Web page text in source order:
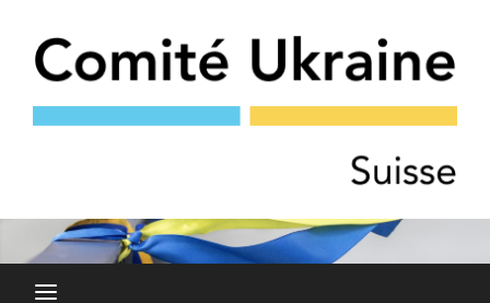
content
Comité Ukraine
ET AVEC LES OPPOSANT·E·S RUSSES À LA GUERRE